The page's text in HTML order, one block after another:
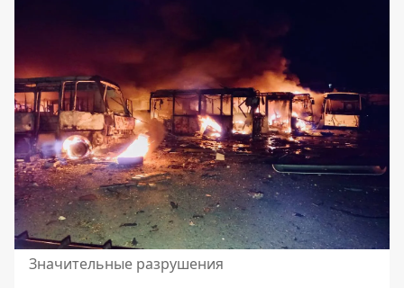
Значительные разрушения